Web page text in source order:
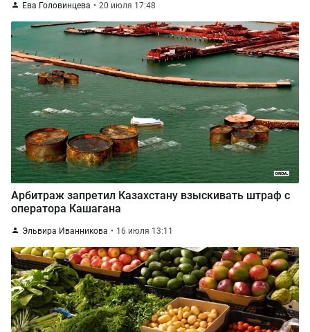
Ева Головинцева 20 июля 17:48
Арбитраж запретил Казахстану взыскивать штраф с
оператора Кашагана
Эльвира Иванникова 16 июля 13:11